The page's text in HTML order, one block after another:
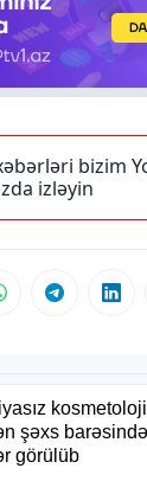
bizim
izləyin